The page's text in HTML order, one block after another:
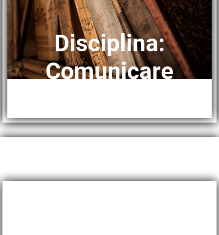
Disciplina:
Comunicare